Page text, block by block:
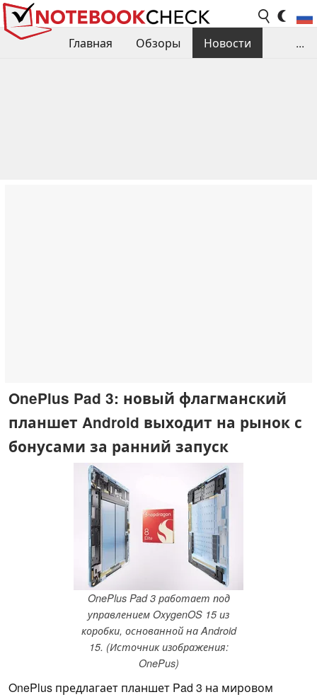
Главная Обзоры
Новости
...
OnePlus Pad 3: новый флагманский
планшет Android выходит на рынок с
бонусами за ранний запуск
OnePlus Pad 3 работает под
управлением OxygenOS 15 из
коробки, основанной на Android
15. (Источник изображения:
OnePus)
OnePlus предлагает планшет Pad 3 на мировом